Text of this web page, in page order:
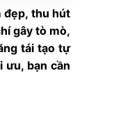
đẹp, thu hút
gây tò mò,
tái tạo tự
ưu, bạn cần